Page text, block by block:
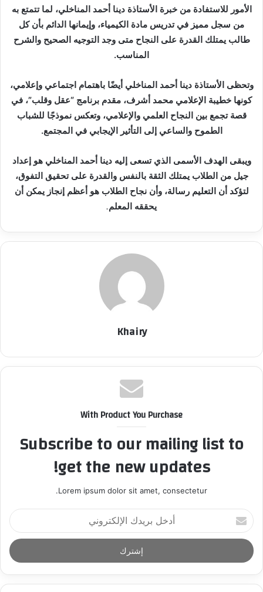
الأمور للاستفادة من خبرة الأستاذة دينا أحمد المناخلي، لما تتمتع به
من سجل مميز في تدريس مادة الكيمياء، وإيمانها الدائم بأن كل
طالب يمتلك القدرة على النجاح متى وجد التوجيه الصحيح والشرح
المناسب.
وتحظى الأستاذة دينا أحمد المناخلي أيضًا باهتمام اجتماعي وإعلامي،
كونها خطيبة الإعلامي محمد أشرف، مقدم برنامج “عقل وقلب”، في
قصة تجمع بين النجاح العلمي والإعلامي، وتعكس نموذجًا للشباب
الطموح والساعي إلى التأثير الإيجابي في المجتمع.
ويبقى الهدف الأسمى الذي تسعى إليه دينا أحمد المناخلي هو إعداد
جيل من الطلاب يمتلك الثقة بالنفس والقدرة على تحقيق التفوق،
لتؤكد أن التعليم رسالة، وأن نجاح الطلاب هو أعظم إنجاز يمكن أن
يحققه المعلم.
Khairy
With Product You Purchase
Subscribe to our mailing list to
get the new updates!
Lorem ipsum dolor sit amet, consectetur.
أ
د
خ
ل
ر